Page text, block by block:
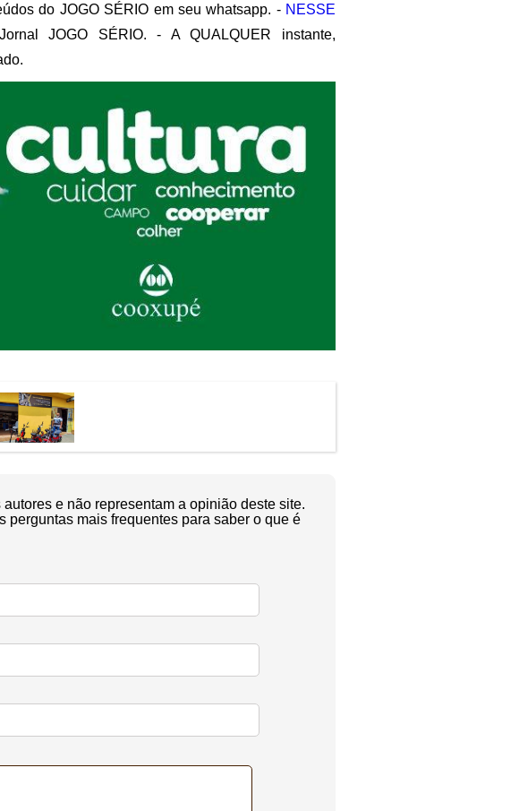
do JOGO SÉRIO em seu whatsapp. - NESSE
JOGO SÉRIO. - A QUALQUER instante,
e não representam a opinião deste site.
perguntas mais frequentes para saber o que é